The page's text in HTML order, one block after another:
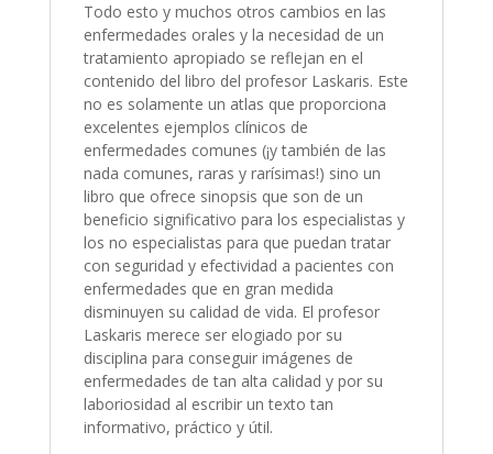
Todo esto y muchos otros cambios en las
enfermedades orales y la necesidad de un
tratamiento apropiado se reflejan en el
contenido del libro del profesor Laskaris. Este
no es solamente un atlas que proporciona
excelentes ejemplos clínicos de
enfermedades comunes (¡y también de las
nada comunes, raras y rarísimas!) sino un
libro que ofrece sinopsis que son de un
beneficio significativo para los especialistas y
los no especialistas para que puedan tratar
con seguridad y efectividad a pacientes con
enfermedades que en gran medida
disminuyen su calidad de vida. El profesor
Laskaris merece ser elogiado por su
disciplina para conseguir imágenes de
enfermedades de tan alta calidad y por su
laboriosidad al escribir un texto tan
informativo, práctico y útil.